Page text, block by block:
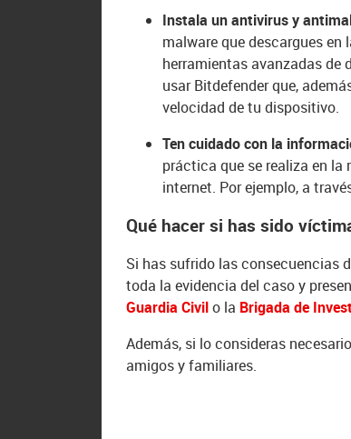
Instala un antivirus y
malware que descargues
herramientas avanzadas de
usar Bitdefender que,
velocidad de tu dispositivo.
Ten cuidado con la
práctica que se realiza en la
internet. Por ejemplo, a
Qué hacer si has sido
Si has sufrido las consecuencias
toda la evidencia del caso y
Guardia Civilo la Brigada de
Además, si lo consideras
amigos y familiares.